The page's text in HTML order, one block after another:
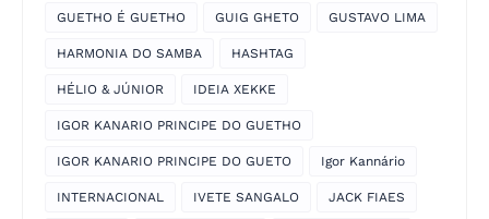
GUETHO É GUETHO GUIG GHETO GUSTAVO LIMA
HARMONIA DO SAMBA HASHTAG
HÉLIO & JÚNIOR IDEIA XEKKE
IGOR KANARIO PRINCIPE DO GUETHO
IGOR KANARIO PRINCIPE DO GUETO Igor Kannário
INTERNACIONAL IVETE SANGALO JACK FIAES